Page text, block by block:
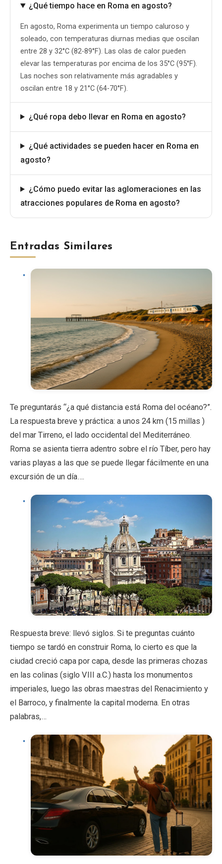
¿Qué tiempo hace en Roma en agosto?
En agosto, Roma experimenta un tiempo caluroso y
soleado, con temperaturas diurnas medias que oscilan
entre 28 y 32°C (82-89°F). Las olas de calor pueden
elevar las temperaturas por encima de los 35°C (95°F).
Las noches son relativamente más agradables y
oscilan entre 18 y 21°C (64-70°F).
¿Qué ropa debo llevar en Roma en agosto?
¿Qué actividades se pueden hacer en Roma en
agosto?
¿Cómo puedo evitar las aglomeraciones en las
atracciones populares de Roma en agosto?
Entradas Similares
Te preguntarás “¿a qué distancia está Roma del océano?”.
La respuesta breve y práctica: a unos 24 km (15 millas )
del mar Tirreno, el lado occidental del Mediterráneo.
Roma se asienta tierra adentro sobre el río Tíber, pero hay
varias playas a las que se puede llegar fácilmente en una
excursión de un día….
Respuesta breve: llevó siglos. Si te preguntas cuánto
tiempo se tardó en construir Roma, lo cierto es que la
ciudad creció capa por capa, desde las primeras chozas
en las colinas (siglo VIII a.C.) hasta los monumentos
imperiales, luego las obras maestras del Renacimiento y
el Barroco, y finalmente la capital moderna. En otras
palabras,…